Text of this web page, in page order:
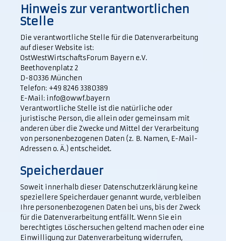
Hinweis zur verantwortlichen
Stelle
Die verantwortliche Stelle für die Datenverarbeitung
auf dieser Website ist:
OstWestWirtschaftsForum Bayern e.V.
Beethovenplatz 2
D-80336 München
Telefon: +49 8246 3380389
E-Mail: info@owwf.bayern
Verantwortliche Stelle ist die natürliche oder
juristische Person, die allein oder gemeinsam mit
anderen über die Zwecke und Mittel der Verarbeitung
von personenbezogenen Daten (z. B. Namen, E-Mail-
Adressen o. Ä.) entscheidet.
Speicherdauer
Soweit innerhalb dieser Datenschutzerklärung keine
speziellere Speicherdauer genannt wurde, verbleiben
Ihre personenbezogenen Daten bei uns, bis der Zweck
für die Datenverarbeitung entfällt. Wenn Sie ein
berechtigtes Löschersuchen geltend machen oder eine
Einwilligung zur Datenverarbeitung widerrufen,